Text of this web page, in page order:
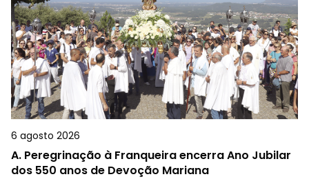
6 agosto 2026
A. Peregrinação à Franqueira encerra Ano Jubilar
dos 550 anos de Devoção Mariana